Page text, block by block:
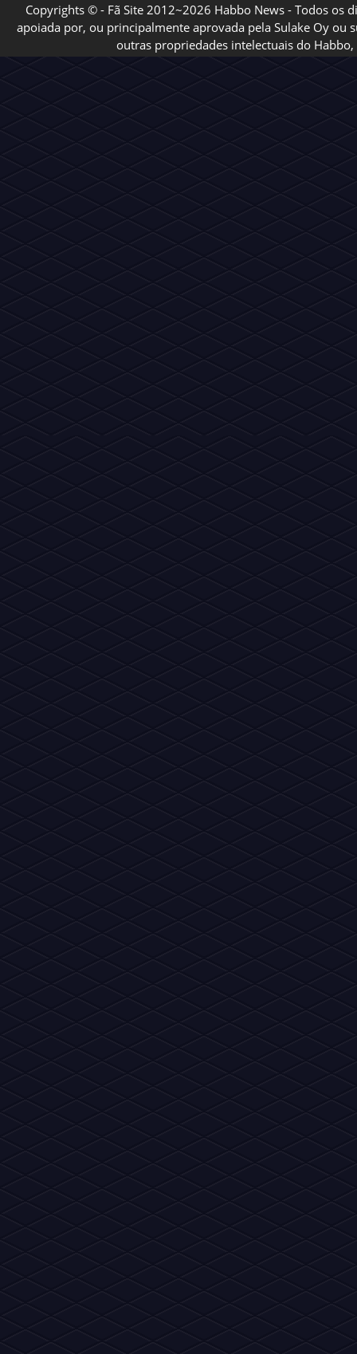
Copyrights © - Fã Site 2012~2026 Habbo News - Todos os
apoiada por, ou principalmente aprovada pela Sulake Oy ou
outras propriedades intelectuais do